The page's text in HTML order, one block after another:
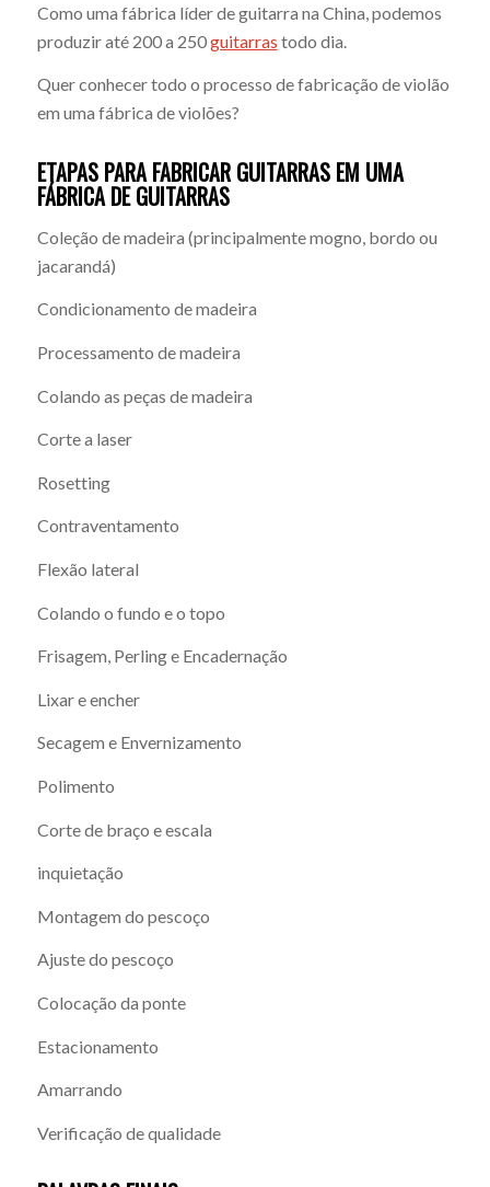
Como uma fábrica líder de guitarra na China, podemos
produzir até 200 a 250guitarras todo dia.
Quer conhecer todo o processo de fabricação de violão
em uma fábrica de violões?
ETAPAS PARA FABRICAR GUITARRAS EM UMA
FÁBRICA DE GUITARRAS
Coleção de madeira (principalmente mogno, bordo ou
jacarandá)
Condicionamento de madeira
Processamento de madeira
Colando as peças de madeira
Corte a laser
Rosetting
Contraventamento
Flexão lateral
Colando o fundo e o topo
Frisagem, Perling e Encadernação
Lixar e encher
Secagem e Envernizamento
Polimento
Corte de braço e escala
inquietação
Montagem do pescoço
Ajuste do pescoço
Colocação da ponte
Estacionamento
Amarrando
Verificação de qualidade